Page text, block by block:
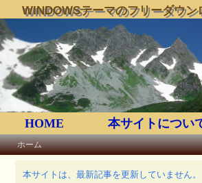
WINDOWSテーマのフリーダウン
HOME 本サイトについ
ホーム
本サイトは、最新記事を更新していません。